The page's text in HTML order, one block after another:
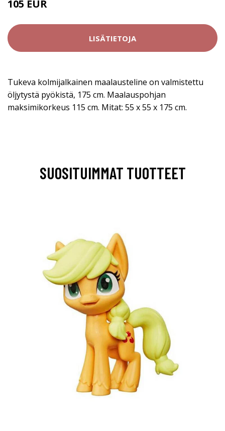
105 EUR
LISÄTIETOJA
Tukeva kolmijalkainen maalausteline on valmistettu
öljytystä pyökistä, 175 cm. Maalauspohjan
maksimikorkeus 115 cm. Mitat: 55 x 55 x 175 cm.
SUOSITUIMMAT TUOTTEET